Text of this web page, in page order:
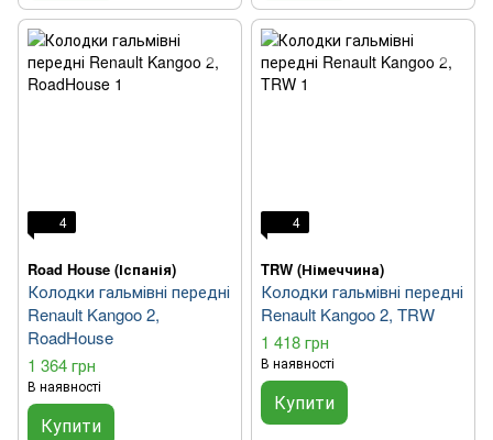
4
Road House (Іспанія)
Колодки гальмівні передні
Renault Kangoo 2,
RoadHouse
1 364 грн
В наявності
Купити
4
TRW (Німеччина)
Колодки гальмівні передні
Renault Kangoo 2, TRW
1 418 грн
В наявності
Купити